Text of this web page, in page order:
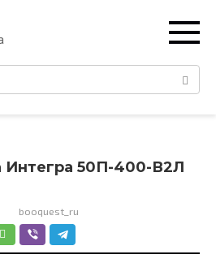
Интегра 50П-400-В2Л
booquest_ru